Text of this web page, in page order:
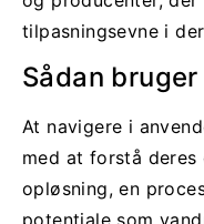
tilpasningsevne i
Sådan bruger
At navigere i
med at forstå
opløsning, en